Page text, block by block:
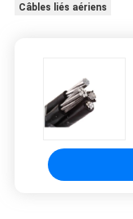
Câbles liés aériens